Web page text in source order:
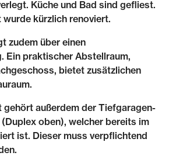
Küche und Bad sind gefliest.
wurde kürzlich renoviert.
zudem über einen
Ein praktischer Abstellraum,
bietet zusätzlichen
gehört außerdem der Tiefgaragen-
oben), welcher bereits im
ist. Dieser muss verpflichtend